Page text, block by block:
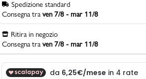
Scopri di più
PittaRosso
Gioco della scarpa al matrimonio e idee
divertenti con le calzature
Spedizione standard
Consegna tra ven 7/8 - mar 11/8
Ritira in negozio
Consegna tra ven 7/8 - mar 11/8